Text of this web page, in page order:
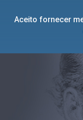
Aceito fornecer